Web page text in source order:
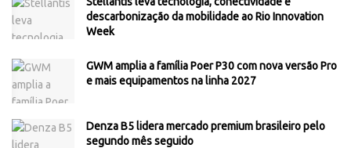
descarbonização da mobilidade ao Rio Innovation
Week
GWM amplia a família Poer P30 com nova versão Pro
e mais equipamentos na linha 2027
Denza B5 lidera mercado premium brasileiro pelo
segundo mês seguido